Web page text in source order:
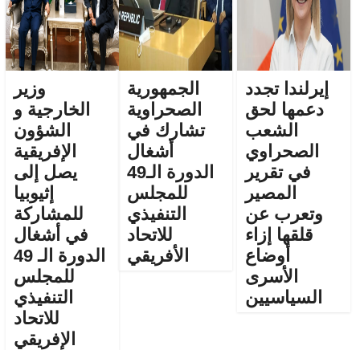
إيرلندا تجدد
دعمها لحق
الشعب
الصحراوي
في تقرير
المصير
وتعرب عن
قلقها إزاء
أوضاع
الأسرى
السياسيين
الجمهورية
الصحراوية
تشارك في
أشغال
الدورة الـ49
للمجلس
التنفيذي
للاتحاد
الأفريقي
وزير
الخارجية و
الشؤون
الإفريقية
يصل إلى
إثيوبيا
للمشاركة
في أشغال
الدورة الـ 49
للمجلس
التنفيذي
للاتحاد
الإفريقي